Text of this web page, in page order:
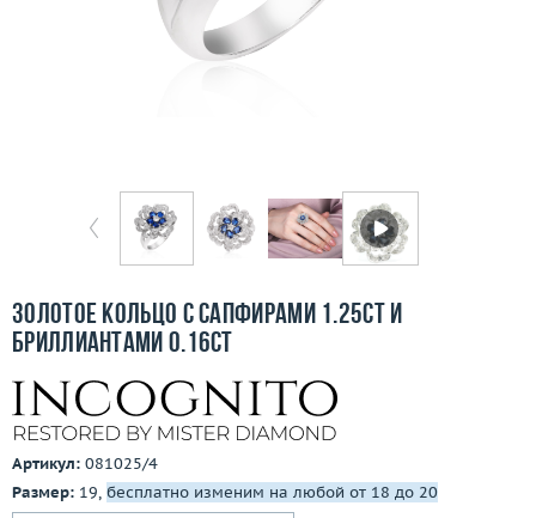
Бесплатная доставка
Ломбард
3D-тур по шоуруму
Заказать звонок
Золотое кольцо с сапфирами 1.25ct и
бриллиантами 0.16ct
Артикул: 081025/4
Размер: 19, бесплатно изменим на любой от 18 до 20